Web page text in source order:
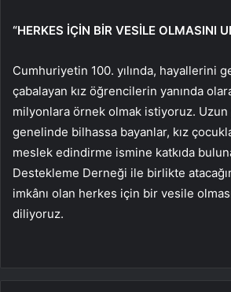
“HERKES İÇİN BİR VESİLE OLMASINI
Cumhuriyetin 100. yılında, hayallerini
çabalayan kız öğrencilerin yanında
milyonlara örnek olmak istiyoruz. Uzun
genelinde bilhassa bayanlar, kız
meslek edindirme ismine katkıda
Destekleme Derneği ile birlikte
imkânı olan herkes için bir vesile
diliyoruz.